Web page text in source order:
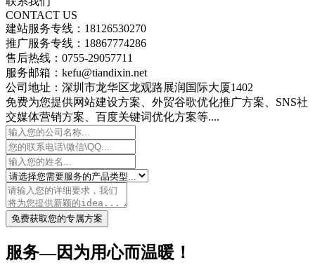
CONTACT US
建站服务专线：18126530270
推广服务专线：18867774286
售后热线：0755-29057711
服务邮箱：kefu@tiandixin.net
公司地址：深圳市龙华区龙观路展润国际大厦1402
免费为您提供网站建设方案、外贸谷歌优化推广方案、SNS社
交媒体营销方案、百度关键词优化方案等....
免费获取您的专属方案
服务—因为用心而温暖！